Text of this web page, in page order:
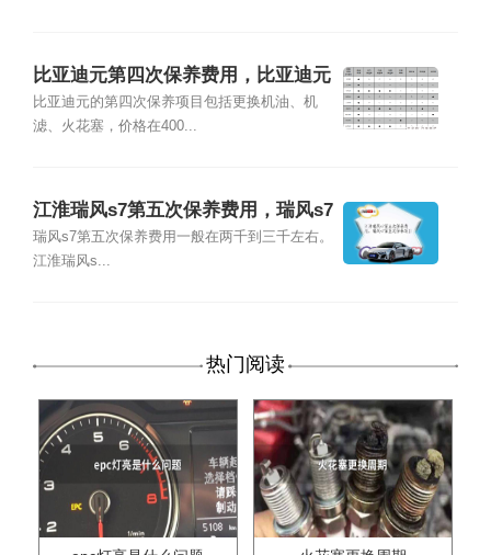
比亚迪元第四次保养费用，比亚迪元
第四次保养项目
比亚迪元的第四次保养项目包括更换机油、机
滤、火花塞，价格在400...
江淮瑞风s7第五次保养费用，瑞风s7
第五次保养项目
瑞风s7第五次保养费用一般在两千到三千左右。
江淮瑞风s...
热门阅读